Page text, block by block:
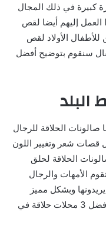
كبيرة في ذلك المجال
إليهم أيضا لقص
الأولاد لقص
سنقوم بتوضيح أفضل
صالونات الحلاقة للرجال
قصات شعر وتغيير اللون
الحلاقة لحلق
الأمهات والرجال
وبشكل مميز
ومختلف عن التقليدي؛ وسوف نقدم لكم أفضل 3 محلات حلاقة في